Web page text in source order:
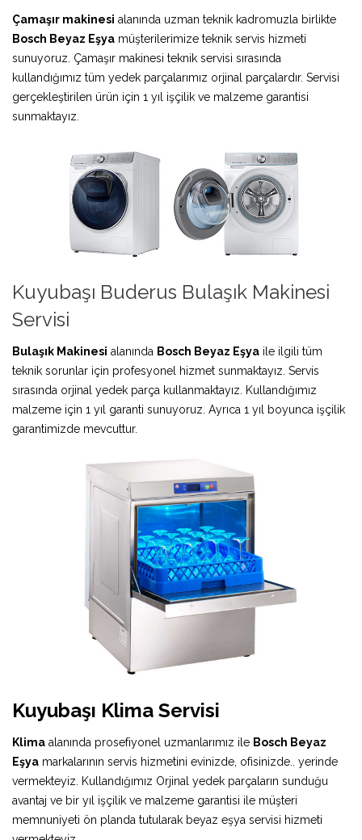
Çamaşır makinesi alanında uzman teknik kadromuzla birlikte
Bosch Beyaz Eşya müşterilerimize teknik servis hizmeti
sunuyoruz. Çamaşır makinesi teknik servisi sırasında
kullandığımız tüm yedek parçalarımız orjinal parçalardır. Servisi
gerçekleştirilen ürün için 1 yıl işçilik ve malzeme garantisi
sunmaktayız.
Kuyubaşı Buderus Bulaşık Makinesi
Servisi
Bulaşık Makinesi alanında Bosch Beyaz Eşya ile ilgili tüm
teknik sorunlar için profesyonel hizmet sunmaktayız. Servis
sırasında orjinal yedek parça kullanmaktayız. Kullandığımız
malzeme için 1 yıl garanti sunuyoruz. Ayrıca 1 yıl boyunca işçilik
garantimizde mevcuttur.
Kuyubaşı Klima Servisi
Klima alanında prosefiyonel uzmanlarımız ile Bosch Beyaz
Eşya markalarının servis hizmetini evinizde, ofisinizde.. yerinde
vermekteyiz. Kullandığımız Orjinal yedek parçaların sunduğu
avantaj ve bir yıl işçilik ve malzeme garantisi ile müşteri
memnuniyeti ön planda tutularak beyaz eşya servisi hizmeti